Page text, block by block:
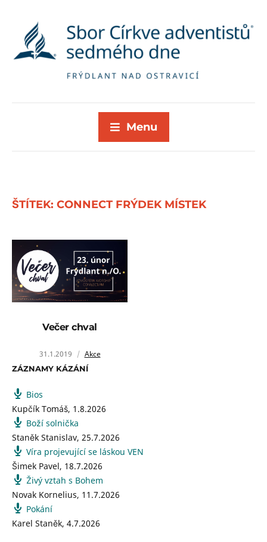
Menu
ŠTÍTEK: CONNECT FRÝDEK MÍSTEK
Večer chval
31.1.2019 Akce
ZÁZNAMY KÁZÁNÍ
Bios
Kupčík Tomáš, 1.8.2026
Boží solnička
Staněk Stanislav, 25.7.2026
Víra projevující se láskou VEN
Šimek Pavel, 18.7.2026
Živý vztah s Bohem
Novak Kornelius, 11.7.2026
Pokání
Karel Staněk, 4.7.2026